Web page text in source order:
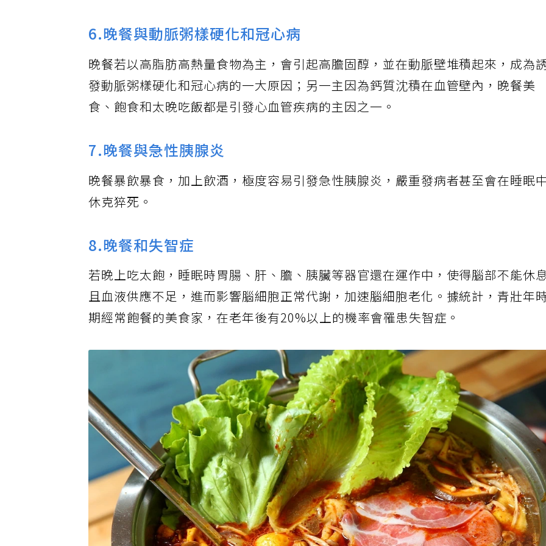
6.晚餐與動脈粥樣硬化和冠心病
晚餐若以高脂肪高熱量食物為主，會引起高膽固醇，並在動脈壁堆積起來，成為
發動脈粥樣硬化和冠心病的一大原因；另一主因為鈣質沈積在血管壁內，晚餐美
食、飽食和太晚吃飯都是引發心血管疾病的主因之一。
7.晚餐與急性胰腺炎
晚餐暴飲暴食，加上飲酒，極度容易引發急性胰腺炎，嚴重發病者甚至會在睡眠
休克猝死。
8.晚餐和失智症
若晚上吃太飽，睡眠時胃腸、肝、膽、胰臟等器官還在運作中，使得腦部不能休
且血液供應不足，進而影響腦細胞正常代謝，加速腦細胞老化。據統計，青壯年
期經常飽餐的美食家，在老年後有20%以上的機率會罹患失智症。